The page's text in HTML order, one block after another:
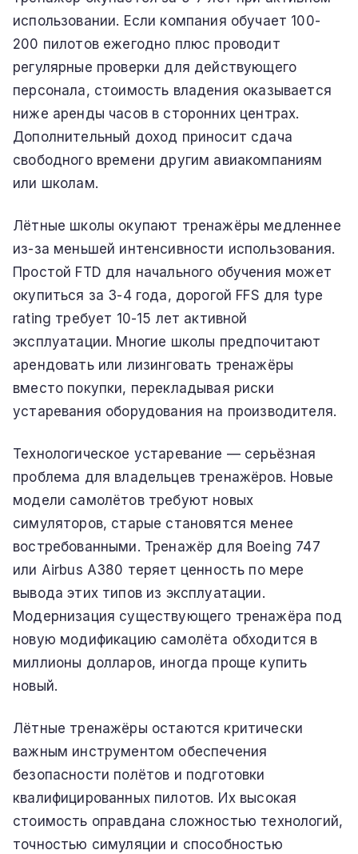
использовании. Если компания обучает 100-
200 пилотов ежегодно плюс проводит
регулярные проверки для действующего
персонала, стоимость владения оказывается
ниже аренды часов в сторонних центрах.
Дополнительный доход приносит сдача
свободного времени другим авиакомпаниям
или школам.
Лётные школы окупают тренажёры медленнее
из-за меньшей интенсивности использования.
Простой FTD для начального обучения может
окупиться за 3-4 года, дорогой FFS для type
rating требует 10-15 лет активной
эксплуатации. Многие школы предпочитают
арендовать или лизинговать тренажёры
вместо покупки, перекладывая риски
устаревания оборудования на производителя.
Технологическое устаревание — серьёзная
проблема для владельцев тренажёров. Новые
модели самолётов требуют новых
симуляторов, старые становятся менее
востребованными. Тренажёр для Boeing 747
или Airbus A380 теряет ценность по мере
вывода этих типов из эксплуатации.
Модернизация существующего тренажёра под
новую модификацию самолёта обходится в
миллионы долларов, иногда проще купить
новый.
Лётные тренажёры остаются критически
важным инструментом обеспечения
безопасности полётов и подготовки
квалифицированных пилотов. Их высокая
стоимость оправдана сложностью технологий,
точностью симуляции и способностью